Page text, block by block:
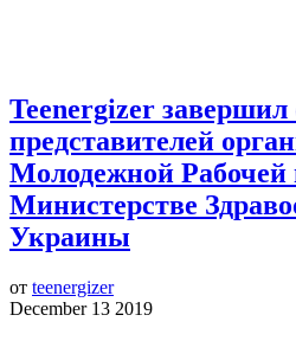
Teenergizer завершил
представителей
Молодежной
Министерстве
Украины
от teenergizer
December 13 2019